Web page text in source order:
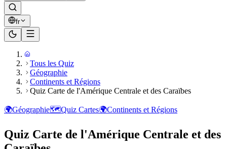
fr
Tous les Quiz
Géographie
Continents et Régions
Quiz Carte de l'Amérique Centrale et des Caraïbes
🌍Géographie🗺️Quiz Cartes🌍Continents et Régions
Quiz Carte de l'Amérique Centrale et des